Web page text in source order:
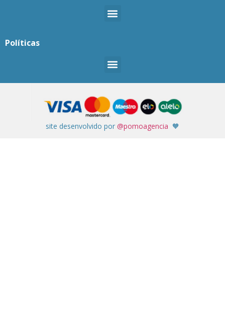
Políticas
site desenvolvido por @pomoagencia 🧡